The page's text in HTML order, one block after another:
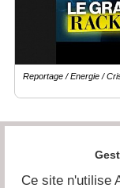
Reportage / Energie /
Ce site n'utilise